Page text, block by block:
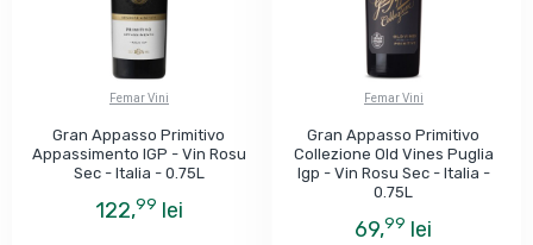
Femar Vini
Gran Appasso Primitivo
Appassimento IGP - Vin Rosu
Sec - Italia - 0.75L
122,99 lei
Femar Vini
Gran Appasso Primitivo
Collezione Old Vines Puglia
Igp - Vin Rosu Sec - Italia -
0.75L
69,99 lei